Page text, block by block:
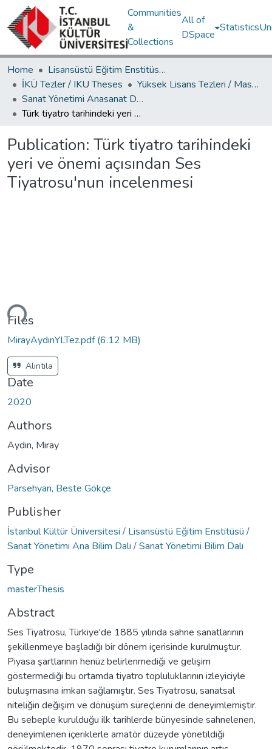
Communities
&
Collections
All of
DSpace
Statistics
Home
Lisansüstü Eğitim Enstitüsü / Postgraduate Education Institute
İKÜ Tezler / IKU Theses
Yüksek Lisans Tezleri / Master's Theses
Sanat Yönetimi Anasanat Dalı / Department of Arts Management
Türk tiyatro tarihindeki yeri ve önemi açısından Ses Tiyatrosu'nun incelenmesi
Publication: Türk tiyatro tarihindeki
yeri ve önemi açısından Ses
Tiyatrosu'nun incelenmesi
Files
MirayAydınYLTez.pdf(6.12 MB)
Alıntıla
Date
2020
Authors
Aydın, Miray
Advisor
Parsehyan, Beste Gökçe
Publisher
İstanbul Kültür Üniversitesi / Lisansüstü Eğitim Enstitüsü /
Sanat Yönetimi Ana Bilim Dalı / Sanat Yönetimi Bilim Dalı
Type
masterThesis
Abstract
Ses Tiyatrosu, Türkiye'de 1885 yılında sahne sanatlarının
şekillenmeye başladığı bir dönem içerisinde kurulmuştur.
Piyasa şartlarının henüz belirlenmediği ve gelişim
göstermediği bu ortamda tiyatro topluluklarının izleyiciyle
buluşmasına imkan sağlamıştır. Ses Tiyatrosu, sanatsal
niteliğin değişim ve dönüşüm süreçlerini de deneyimlemiştir.
Bu sebeple kurulduğu ilk tarihlerde bünyesinde sahnelenen,
deneyimlenen içeriklerle amatör düzeyde yönetildiği